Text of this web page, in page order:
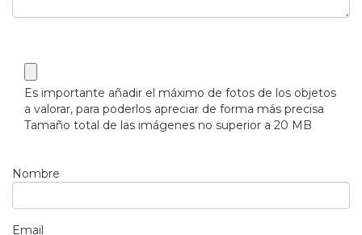
Es importante añadir el máximo de fotos de los objetos
a valorar, para poderlos apreciar de forma más precisa
Tamaño total de las imágenes no superior a 20 MB
Nombre
Email